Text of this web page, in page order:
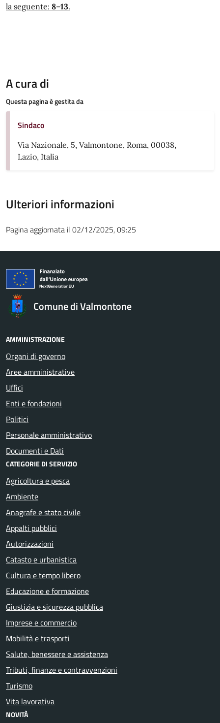
la seguente: 8–13.
A cura di
Questa pagina è gestita da
Sindaco
Via Nazionale, 5, Valmontone, Roma, 00038,
Lazio, Italia
Ulteriori informazioni
Pagina aggiornata il 02/12/2025, 09:25
Comune di Valmontone
AMMINISTRAZIONE
Organi di governo
Aree amministrative
Uffici
Enti e fondazioni
Politici
Personale amministrativo
Documenti e Dati
CATEGORIE DI SERVIZIO
Agricoltura e pesca
Ambiente
Anagrafe e stato civile
Appalti pubblici
Autorizzazioni
Catasto e urbanistica
Cultura e tempo libero
Educazione e formazione
Giustizia e sicurezza pubblica
Imprese e commercio
Mobilità e trasporti
Salute, benessere e assistenza
Tributi, finanze e contravvenzioni
Turismo
Vita lavorativa
NOVITÀ